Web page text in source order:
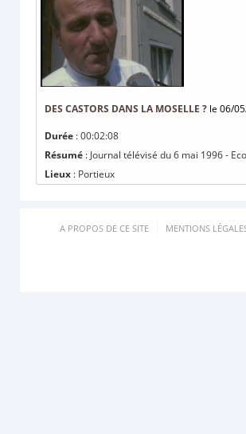
DES CASTORS DANS LA MOSELLE ? le 06/
Durée : 00:02:08
Résumé : Journal télévisé du 6 mai 1996 -
Lieux : Portieux
A PROPOS DE CE SITE MENTIONS